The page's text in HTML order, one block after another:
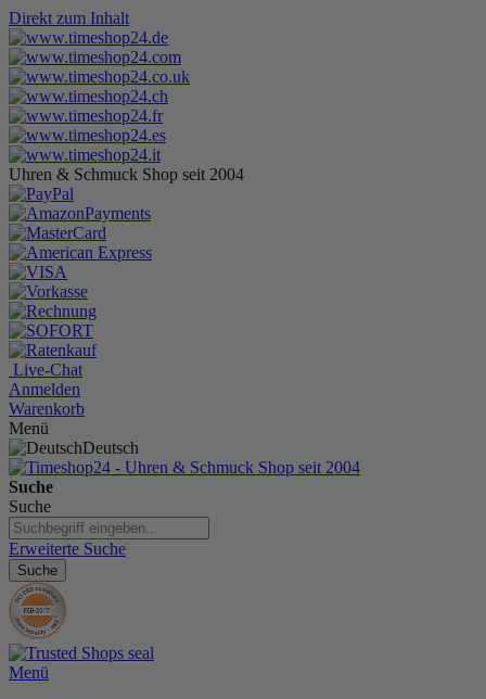
Direkt zum Inhalt
Uhren & Schmuck Shop seit 2004
Live-Chat
Anmelden
Warenkorb
Menü
Deutsch
Suche
Suche
Erweiterte Suche
Suche
Menü